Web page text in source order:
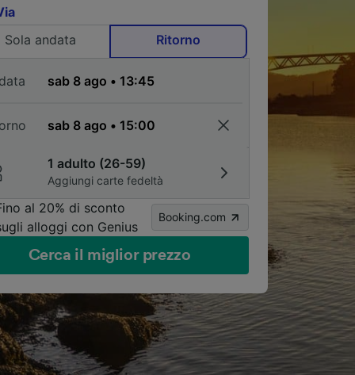
Sola andata
Ritorno
1 adulto (26-59)
Aggiungi carte fedeltà
al 20% di sconto
alloggi con Genius
Booking.com
Cerca il miglior prezzo